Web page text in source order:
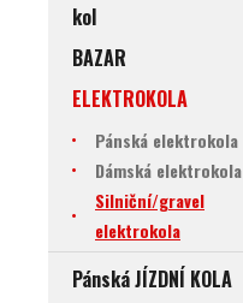
kol
BAZAR
ELEKTROKOLA
Pánská elektrokola
Dámská elektrokola
Silniční/gravel
elektrokola
Pánská JÍZDNÍ KOLA